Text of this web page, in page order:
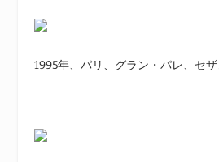
1995年、パリ、グラン・パレ、セ